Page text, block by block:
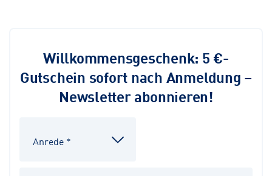
Willkommensgeschenk: 5 €-
Gutschein sofort nach Anmeldung –
Newsletter abonnieren!